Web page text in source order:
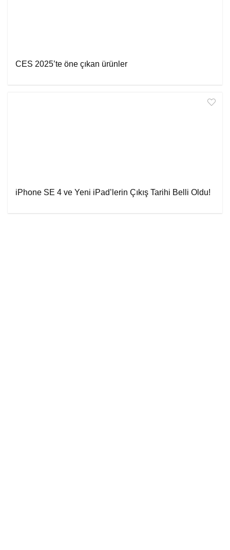
CES 2025’te öne çıkan ürünler
iPhone SE 4 ve Yeni iPad’lerin Çıkış Tarihi Belli Oldu!